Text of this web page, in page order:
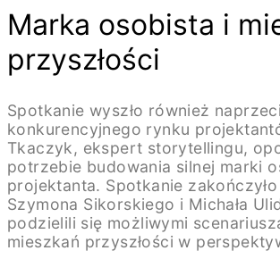
Marka osobista i
przyszłości
Spotkanie wyszło również
konkurencyjnego rynku
Tkaczyk, ekspert storytellingu,
potrzebie budowania silnej marki
projektanta. Spotkanie
Szymona Sikorskiego i Michała
podzielili się możliwymi
mieszkań przyszłości w